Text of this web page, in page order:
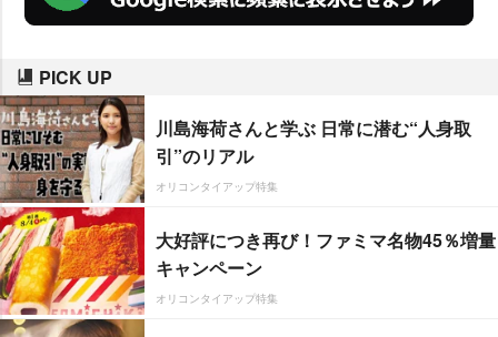
子レンジ対応可能なカップ麺が生
食”といわれるほどインスタントラ
ーメンが親しまれている韓国なら
ではのこだわりがあった。
PICK UP
川島海荷さんと学ぶ 日常に潜む“人身取
引”のリアル
オリコンタイアップ特集
大好評につき再び！ファミマ名物45％増量
キャンペーン
オリコンタイアップ特集